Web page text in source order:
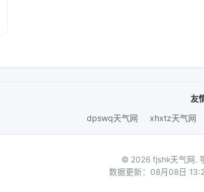
友
dpswq天气网
xhxtz天气网
© 2026 fjshk天气网.
数据更新：08月08日